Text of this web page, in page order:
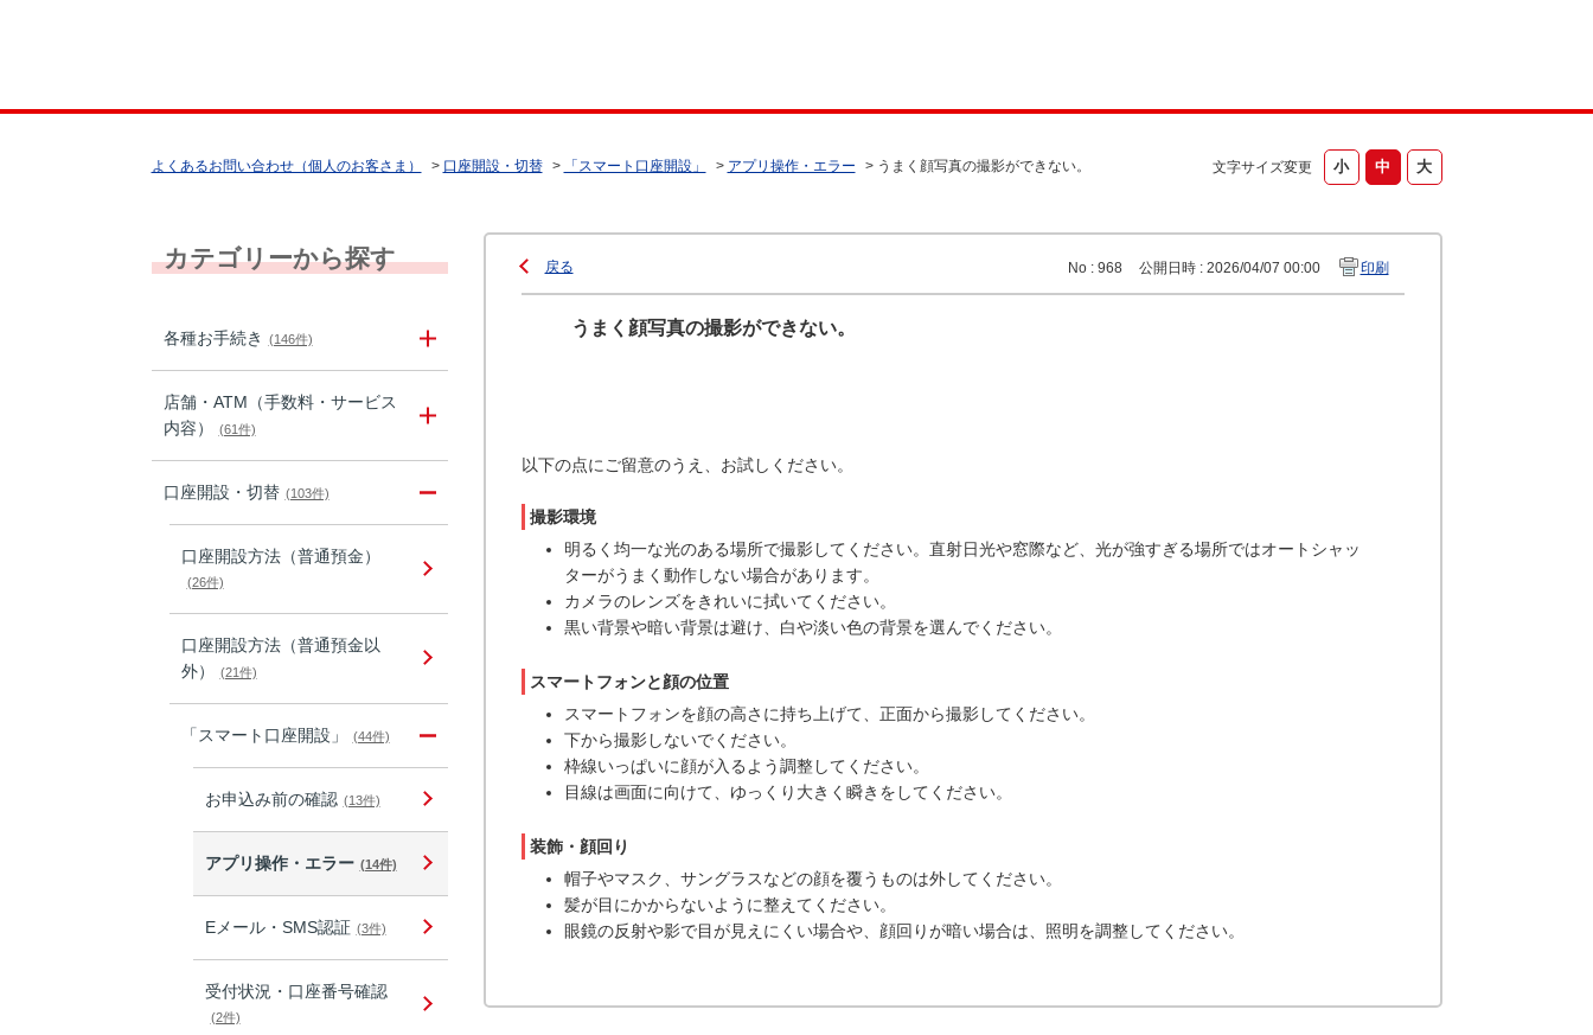
文字サイズ変更
よくあるお問い合わせ（個人のお客さま） > 口座開設・切替 > 「スマート口座開設」 > アプリ操作・エラー > うまく顔写真の撮影ができない。
カテゴリーから探す
各種お手続き (146件)
店舗・ATM（手数料・サービス
内容）
(61件)
口座開設・切替 (103件)
口座開設方法（普通預金）
(26件)
口座開設方法（普通預金以
外）
(21件)
「スマート口座開設」 (44件)
お申込み前の確認 (13件)
アプリ操作・エラー (14件)
Eメール・SMS認証 (3件)
受付状況・口座番号確認
(2件)
戻る No : 968 公開日時 : 2026/04/07 00:00 印刷
うまく顔写真の撮影ができない。
以下の点にご留意のうえ、お試しください。
撮影環境
明るく均一な光のある場所で撮影してください。直射日光や窓際など、光が強すぎる場所ではオートシャッ
ターがうまく動作しない場合があります。
カメラのレンズをきれいに拭いてください。
黒い背景や暗い背景は避け、白や淡い色の背景を選んでください。
スマートフォンと顔の位置
スマートフォンを顔の高さに持ち上げて、正面から撮影してください。
下から撮影しないでください。
枠線いっぱいに顔が入るよう調整してください。
目線は画面に向けて、ゆっくり大きく瞬きをしてください。
装飾・顔回り
帽子やマスク、サングラスなどの顔を覆うものは外してください。
髪が目にかからないように整えてください。
眼鏡の反射や影で目が見えにくい場合や、顔回りが暗い場合は、照明を調整してください。